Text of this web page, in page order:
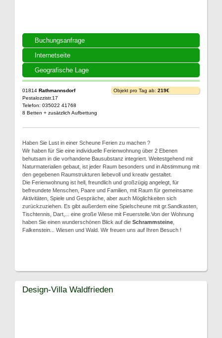
Buchungsanfrage
Internetseite
Geografische Lage
01814 Rathmannsdorf
Pestalozzistr.17
Telefon: 035022 41768
8 Betten + zusätzlich Aufbettung
Objekt pro Tag ab: 219€
Haben Sie Lust in einer Scheune Ferien zu machen ?
Wir haben für Sie eine individuelle Ferienwohnung über 2 Ebenen
behutsam in die vorhandene Bausubstanz integriert. Weitestgehend mit
Naturmaterialien gebaut, ist jeder Raum besonders und in Abstimmung mit
den gegebenen Raumstrukturen liebevoll und kreativ gestaltet.
Die Ferienwohnung ist hell, freundlich und großzügig angelegt, für
befreundete Menschen, Paare und Familien, mit Raum für gemeinsame
Aktivitäten, Spiele und Gespräche, aber auch Möglichkeiten sich
zurückzuziehen. Es gibt außerdem eine Spielscheune mit gr.Sandkasten,
Tischtennis, Dart,... eine große Wiese mit Feuerstelle.Von der Wohnung
haben Sie einen wunderschönen Blick auf die Schrammsteine
Falkenstein... Wiesen und Wald. Wir freuen uns auf Ihren Besuch !
Design-Villa Waldfrieden